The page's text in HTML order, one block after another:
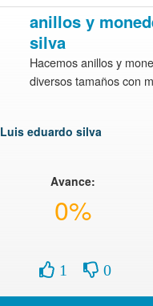
anillos y
silva
Hacemos anillos y
diversos tamaños con
Luis eduardo silva
Avance:
0%
1 0